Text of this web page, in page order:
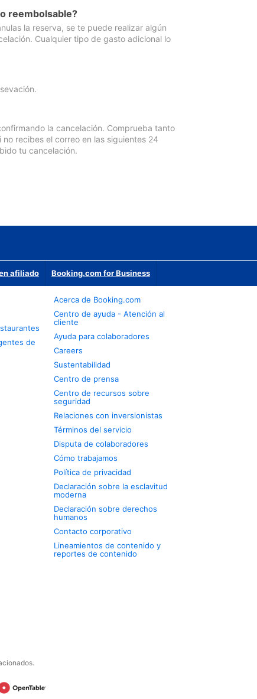
reembolsable?
la reserva, se te puede realizar algún
Cualquier tipo de gasto adicional lo
la cancelación. Comprueba tanto
recibes el correo en las siguientes 24
tu cancelación.
afiliado Booking.com for Business
de
Acerca de Booking.com
Centro de ayuda - Atención al
cliente
Ayuda para colaboradores
Careers
Sustentabilidad
Centro de prensa
Centro de recursos sobre
seguridad
Relaciones con inversionistas
Términos del servicio
Disputa de colaboradores
Cómo trabajamos
Política de privacidad
Declaración sobre la esclavitud
moderna
Declaración sobre derechos
humanos
Contacto corporativo
Lineamientos de contenido y
reportes de contenido